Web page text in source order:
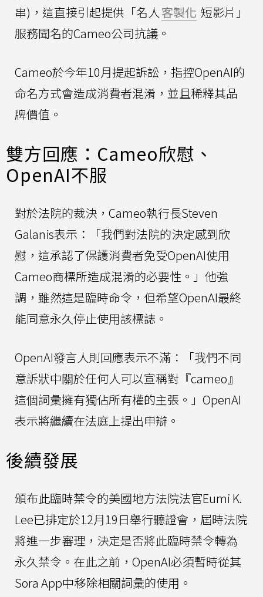
串)，這直接引起提供「名人客製化 短影片」
服務聞名的Cameo公司抗議。
Cameo於今年10月提起訴訟，指控OpenAI的
命名方式會造成消費者混淆，並且稀釋其品
牌價值。
雙方回應：Cameo欣慰、
OpenAI不服
對於法院的裁決，Cameo執行長Steven
Galanis表示：「我們對法院的決定感到欣
慰，這承認了保護消費者免受OpenAI使用
Cameo商標所造成混淆的必要性。」他強
調，雖然這是臨時命令，但希望OpenAI最終
能同意永久停止使用該標誌。
OpenAI發言人則回應表示不滿：「我們不同
意訴狀中關於任何人可以宣稱對『cameo』
這個詞彙擁有獨佔所有權的主張。」OpenAI
表示將繼續在法庭上提出申辯。
後續發展
頒布此臨時禁令的美國地方法院法官Eumi K.
Lee已排定於12月19日舉行聽證會，屆時法院
將進一步審理，決定是否將此臨時禁令轉為
永久禁令。在此之前，OpenAI必須暫時從其
Sora App中移除相關詞彙的使用。